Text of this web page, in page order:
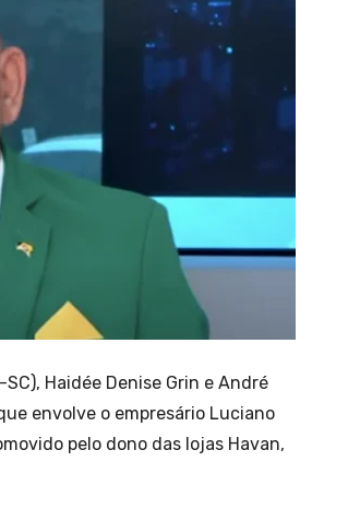
Haidée Denise Grin e André
envolve o empresário Luciano
pelo dono das lojas Havan,